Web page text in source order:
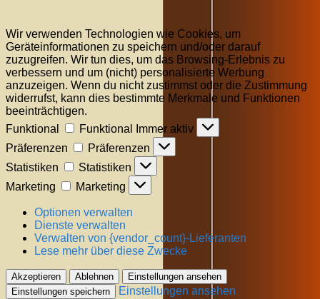
Wir verwenden Technologien wie Cookies, um
Geräteinformationen zu speichern und/oder darauf
zuzugreifen. Wir tun dies, um das Browsing-Erlebnis zu
verbessern und um (nicht) personalisierte Werbung
anzuzeigen. Wenn du nicht zustimmst oder die Zustimmung
widerrufst, kann dies bestimmte Merkmale und Funktionen
beeinträchtigen.
Funktional
Funktional
Immer aktiv
Präferenzen
Präferenzen
Statistiken
Statistiken
Marketing
Marketing
Optionen verwalten
Dienste verwalten
Verwalten von {vendor_count}-Lieferanten
Lese mehr über diese Zwecke
Akzeptieren Ablehnen
Einstellungen ansehen
Einstellungen speichern
Einstellungen ansehen